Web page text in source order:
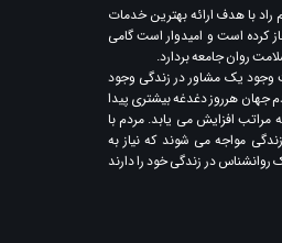
راد با هدف ارائه بهترین خدمات
کرده است و امیدوار است گامی
روان جامعه بردارد.
وجود یک مشاور در زندگی وجود
جهان هرروز دغدغه بیشتری پیدا
مراتب افزایش می یابد. مردم با
مواجه می شوند که نیاز به
در زندگی خود را دارند​​​​​​​